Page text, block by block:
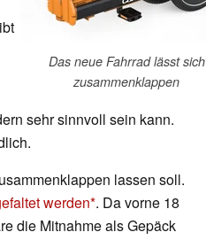
Das neue Fahrrad lässt sich
zusammenklappen
sehr sinnvoll sein kann.
lassen soll.
werden . Da vorne 18
die Mitnahme als Gepäck